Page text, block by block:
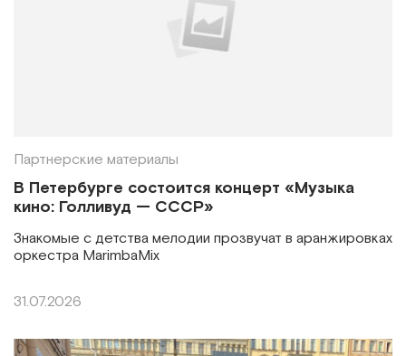
Партнерские материалы
В Петербурге состоится концерт «Музыка
кино: Голливуд — СССР»
Знакомые с детства мелодии прозвучат в аранжировках
оркестра MarimbaMix
31.07.2026